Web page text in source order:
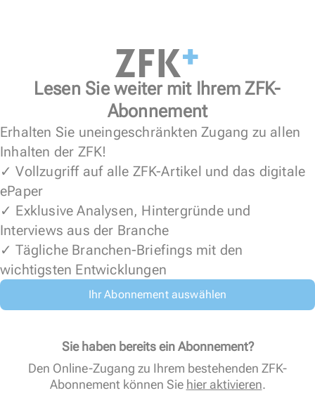
Lesen Sie weiter mit Ihrem ZFK-
Abonnement
Erhalten Sie uneingeschränkten Zugang zu allen
Inhalten der ZFK!
✓ Vollzugriff auf alle ZFK-Artikel und das digitale
ePaper
✓ Exklusive Analysen, Hintergründe und
Interviews aus der Branche
✓ Tägliche Branchen-Briefings mit den
wichtigsten Entwicklungen
Ihr Abonnement auswählen
Sie haben bereits ein Abonnement?
Den Online-Zugang zu Ihrem bestehenden ZFK-
Abonnement können Sie hier aktivieren.